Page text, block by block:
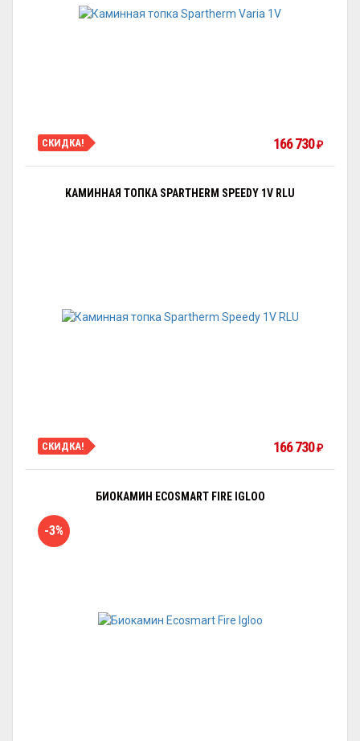
СКИДКА! 166 730₽
КАМИННАЯ ТОПКА SPARTHERM SPEEDY 1V RLU
СКИДКА! 166 730₽
БИОКАМИН ECOSMART FIRE IGLOO
-3%